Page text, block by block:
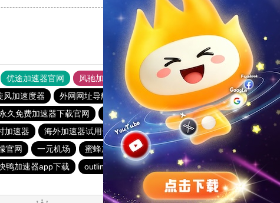
优途加速器官网 风驰加速器
旋风加速器
风加速度器 外网网址导航 软件中心 雷霆加速
狂飙加速器
久免费加速器下载官网 飞鸟加速器
雷轰加速器
加速器 海外加速器试用一小时 快鸭 outline
火箭加速器
官网 一元机场 蜜蜂加速器
instagram免费加速器
鸭加速器app下载 outline 水母加速
河马加速官网